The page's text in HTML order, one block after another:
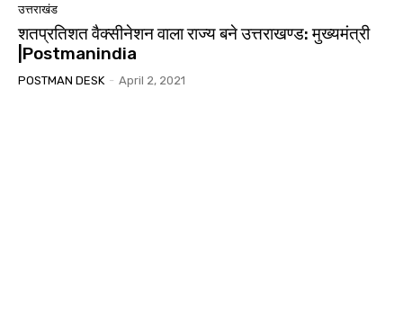
उत्तराखंड
शतप्रतिशत वैक्सीनेशन वाला राज्य बने उत्तराखण्ड: मुख्यमंत्री
|Postmanindia
POSTMAN DESK - April 2, 2021